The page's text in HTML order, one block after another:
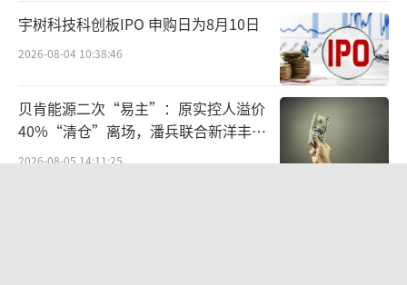
然而，由于采用权益法核算，这部分收益
大多体现为账面浮盈。为兑现收益，越秀资本
已于2024年11月启动减持，计划出售不超过
1%的股份，并在公告当日即减持0.28亿股。
值得关注的是，在权益法核算下，越秀资
宇树科技科创板IPO 申购日为8月10日
2026-08-04 10:38:46
贝肯能源二次“易主”：原实控人溢价
40%“清仓”离场，潘兵联合新洋丰、
宏科百世拟入主
2026-08-05 14:11:25